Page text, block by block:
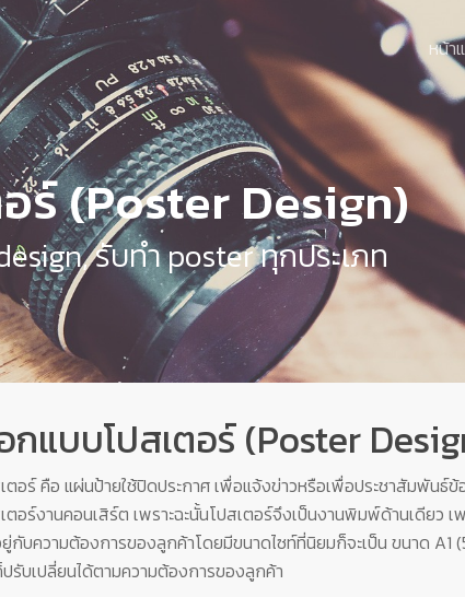
หน้า
ร์ (Poster Design)
รับทำ poster ทุกประเภท
กแบบโปสเตอร์ (Poster
ตอร์ คือ แผ่นป้ายใช้ปิดประกาศ เพื่อแจ้งข่าวหรือเพื่อประชาสัมพัน
ตอร์งานคอนเสิร์ต เพราะฉะนั้นโปสเตอร์จึงเป็นงานพิมพ์ด้านเดียว
กับความต้องการของลูกค้าโดยมีขนาดไซท์ที่นิยมก็จะเป็น ขนาด A1
รับเปลี่ยนได้ตามความต้องการของลูกค้า